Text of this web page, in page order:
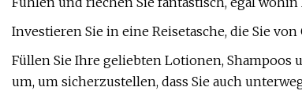
Investieren Sie in eine Reisetasche, die Sie
Füllen Sie Ihre geliebten Lotionen, Shampoos
um, um sicherzustellen, dass Sie auch